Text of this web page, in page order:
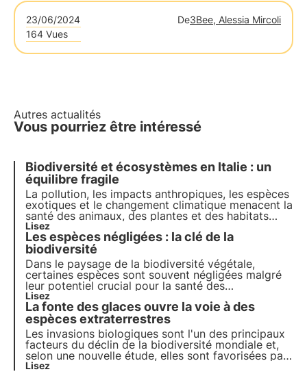
23/06/2024 De3Bee, Alessia Mircoli
164 Vues
Autres actualités
Vous pourriez être intéressé
Biodiversité et écosystèmes en Italie : un
équilibre fragile
La pollution, les impacts anthropiques, les espèces
exotiques et le changement climatique menacent la
santé des animaux, des plantes et des habitats
dans lesquels ils vivent. Le programme des Nations
unies pour 2030 appelle à la protection et à la
restauration. Mais il est nécessaire d'agir
rapidement.
Lisez
Les espèces négligées : la clé de la
biodiversité
Dans le paysage de la biodiversité végétale,
certaines espèces sont souvent négligées malgré
leur potentiel crucial pour la santé des
écosystèmes. Ces "espèces négligées"
représentent une ressource sous-estimée qui
pourrait pourtant être la clé de la sauvegarde de la
biodiversité.
Lisez
La fonte des glaces ouvre la voie à des
espèces extraterrestres
Les invasions biologiques sont l'un des principaux
facteurs du déclin de la biodiversité mondiale et,
selon une nouvelle étude, elles sont favorisées par
la fonte rapide des glaciers induite par le
Lisez